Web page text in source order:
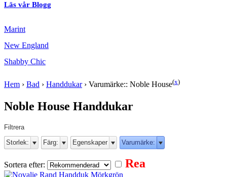
Läs vår Blogg
Marint
New England
Shabby Chic
Hem › Bad › Handdukar› Varumärke:: Noble House(x)
Noble House Handdukar
Filtrera
Storlek:
Färg: Egenskaper Varumärke:
Sortera efter: Rea